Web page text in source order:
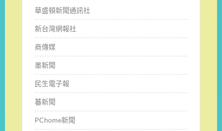
華盛頓新聞通訊社
新台灣網報社
商傳媒
墨新聞
民生電子報
蕃新聞
PChome新聞